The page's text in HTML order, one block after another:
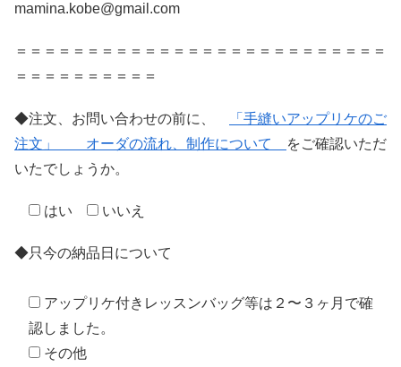
mamina.kobe@gmail.com
＝＝＝＝＝＝＝＝＝＝＝＝＝＝＝＝＝＝＝＝＝＝＝＝＝＝
＝＝＝＝＝＝＝＝＝＝
◆注文、お問い合わせの前に、
「手縫いアップリケのご
注文」 オーダの流れ、制作について
をご確認いただ
いたでしょうか。
はい いいえ
◆只今の納品日について
アップリケ付きレッスンバッグ等は２〜３ヶ月で確
認しました。
その他